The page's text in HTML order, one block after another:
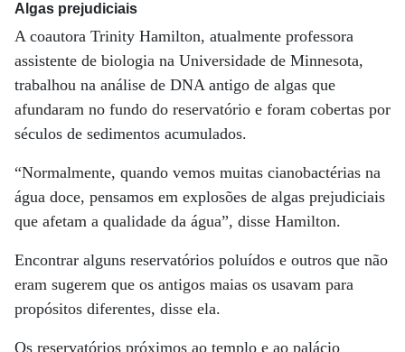
Algas prejudiciais
A coautora Trinity Hamilton, atualmente professora
assistente de biologia na Universidade de Minnesota,
trabalhou na análise de DNA antigo de algas que
afundaram no fundo do reservatório e foram cobertas por
séculos de sedimentos acumulados.
“Normalmente, quando vemos muitas cianobactérias na
água doce, pensamos em explosões de algas prejudiciais
que afetam a qualidade da água”, disse Hamilton.
Encontrar alguns reservatórios poluídos e outros que não
eram sugerem que os antigos maias os usavam para
propósitos diferentes, disse ela.
Os reservatórios próximos ao templo e ao palácio